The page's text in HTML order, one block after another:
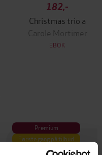
182,-
Christmas trio a
Carole Mortimer
EBOK
Premium
Første gang på tilbud